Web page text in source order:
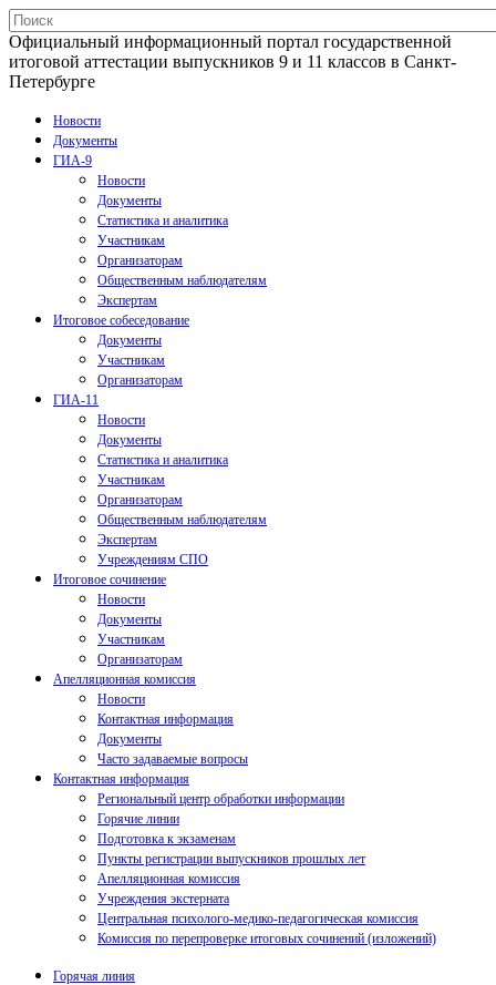
Официальный информационный портал государственной
итоговой аттестации выпускников 9 и 11 классов в Санкт-
Петербурге
Новости
Документы
ГИА-9
Новости
Документы
Статистика и аналитика
Участникам
Организаторам
Общественным наблюдателям
Экспертам
Итоговое собеседование
Документы
Участникам
Организаторам
ГИА-11
Новости
Документы
Статистика и аналитика
Участникам
Организаторам
Общественным наблюдателям
Экспертам
Учреждениям СПО
Итоговое сочинение
Новости
Документы
Участникам
Организаторам
Апелляционная комиссия
Новости
Контактная информация
Документы
Часто задаваемые вопросы
Контактная информация
Региональный центр обработки информации
Горячие линии
Подготовка к экзаменам
Пункты регистрации выпускников прошлых лет
Апелляционная комиссия
Учреждения экстерната
Центральная психолого-медико-педагогическая комиссия
Комиссия по перепроверке итоговых сочинений (изложений)
Горячая линия